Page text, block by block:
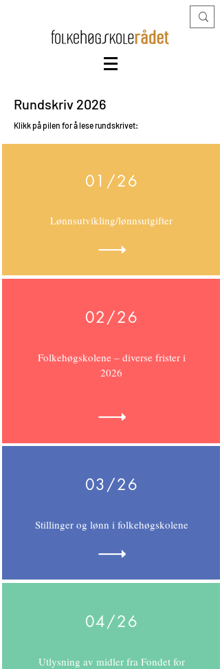
Rundskriv 2026
Klikk på pilen for å lese rundskrivet:
01/26
Lønnsutvikling/lønnsutgifter
02/26
Folkehøgskolene – diverse frister i
2026
03/26
Stillinger og lønn i folkehøgskolene
04/26
Utlysning av midler fra Fondet for